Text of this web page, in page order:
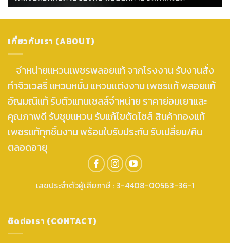
เกี่ยวกับเรา (ABOUT)
จำหน่ายแหวนเพชรพลอยแท้ จากโรงงาน รับงานสั่ง
ทำจิวเวลรี่ แหวนหมั้น แหวนแต่งงาน เพชรแท้ พลอยแท้
อัญมณีแท้ รับตัวแทนเซลล์จำหน่าย ราคาย่อมเยาและ
คุณภาพดี รับชุบแหวน รับแก้ไขตัดไซส์ สินค้าทองแท้
เพชรแท้ทุกชิ้นงาน พร้อมใบรับประกัน รับเปลี่ยน/คืน
ตลอดอายุ
เลขประจำตัวผู้เสียภาษี : 3-4408-00563-36-1
ติดต่อเรา (CONTACT)